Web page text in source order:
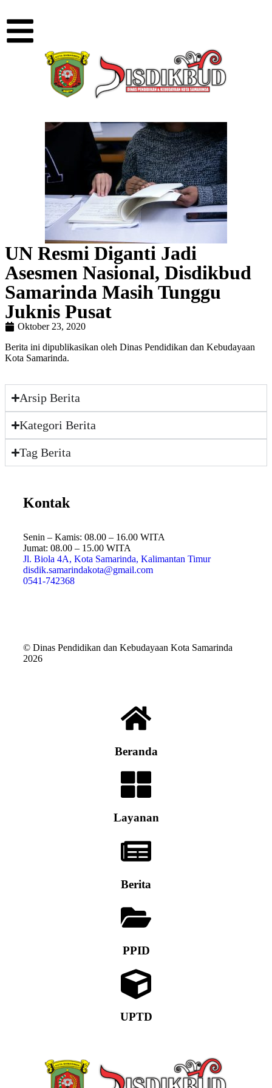
UN Resmi Diganti Jadi
Asesmen Nasional, Disdikbud
Samarinda Masih Tunggu
Juknis Pusat
Oktober 23, 2020
Berita ini dipublikasikan oleh Dinas Pendidikan dan Kebudayaan
Kota Samarinda.
Arsip Berita
Kategori Berita
Tag Berita
Kontak
Senin – Kamis: 08.00 – 16.00 WITA
Jumat: 08.00 – 15.00 WITA
Jl. Biola 4A, Kota Samarinda, Kalimantan Timur
disdik.samarindakota@gmail.com
0541-742368
© Dinas Pendidikan dan Kebudayaan Kota Samarinda
2026
Beranda
Layanan
Berita
PPID
UPTD